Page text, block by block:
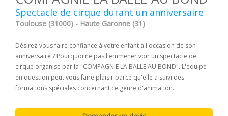
Spectacle de cirque durant un anniversaire
Toulouse (31000) - Haute Garonne (31)
Désirez-vous faire confiance à votre enfant à l'occasion de son
anniversaire ? Pourquoi ne pas l'emmener voir un spectacle de
cirque organisé par la "COMPAGNIE LA BALLE AU BOND". L'équipe
en question peut vous faire plaisir parce qu'elle a suivi des
formations spéciales concernant ce genre d'animation.